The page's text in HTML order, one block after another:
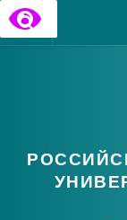
Часто